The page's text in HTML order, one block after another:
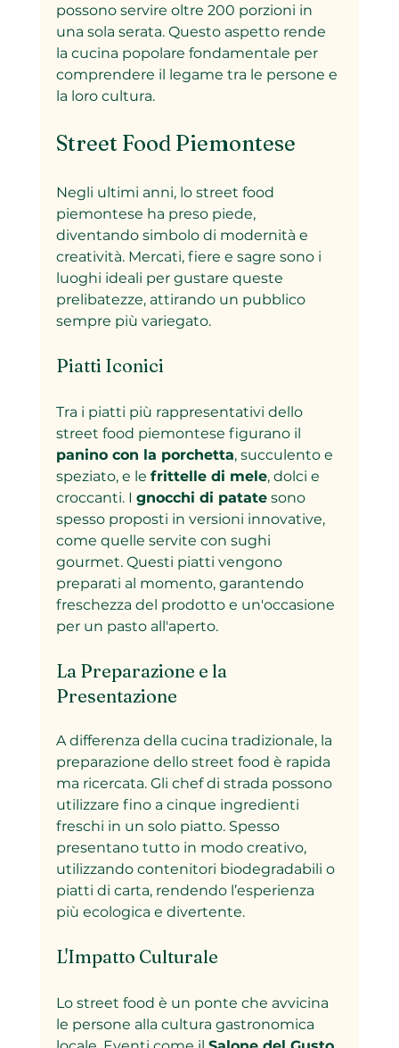
possono servire oltre 200 porzioni in
una sola serata. Questo aspetto rende
la cucina popolare fondamentale per
comprendere il legame tra le persone e
la loro cultura.
Street Food Piemontese
Negli ultimi anni, lo street food
piemontese ha preso piede,
diventando simbolo di modernità e
creatività. Mercati, fiere e sagre sono i
luoghi ideali per gustare queste
prelibatezze, attirando un pubblico
sempre più variegato.
Piatti Iconici
Tra i piatti più rappresentativi dello
street food piemontese figurano il
panino con la porchetta, succulento e
speziato, e le frittelle di mele, dolci e
croccanti. I gnocchi di patate sono
spesso proposti in versioni innovative,
come quelle servite con sughi
gourmet. Questi piatti vengono
preparati al momento, garantendo
freschezza del prodotto e un'occasione
per un pasto all'aperto.
La Preparazione e la
Presentazione
A differenza della cucina tradizionale, la
preparazione dello street food è rapida
ma ricercata. Gli chef di strada possono
utilizzare fino a cinque ingredienti
freschi in un solo piatto. Spesso
presentano tutto in modo creativo,
utilizzando contenitori biodegradabili o
piatti di carta, rendendo l’esperienza
più ecologica e divertente.
L'Impatto Culturale
Lo street food è un ponte che avvicina
le persone alla cultura gastronomica